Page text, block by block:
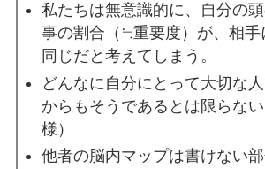
私たちは無意識的に、自分の頭
事の割合（≒重要度）が、相手
同じだと考えてしまう。
どんなに自分にとって大切な
からもそうであるとは限らな
様）
他者の脳内マップは書けない